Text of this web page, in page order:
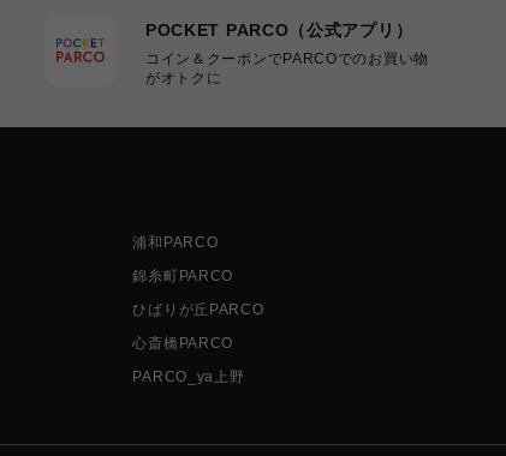
POCKET PARCO（公式アプリ）
コイン＆クーポンでPARCOでのお買い物
がオトクに
浦和PARCO
錦糸町PARCO
ひばりが丘PARCO
心斎橋PARCO
PARCO_ya上野